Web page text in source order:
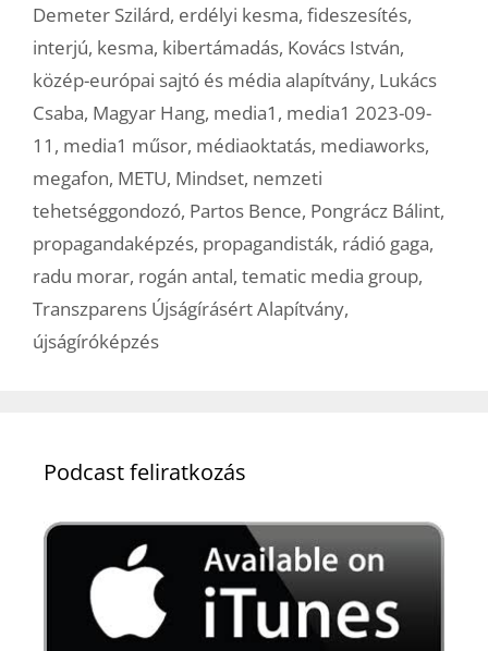
Demeter Szilárd, erdélyi kesma, fideszesítés,
interjú, kesma, kibertámadás, Kovács István,
közép-európai sajtó és média alapítvány, Lukács
Csaba, Magyar Hang, media1 , media1 2023-09-
11 , media1 műsor, médiaoktatás, mediaworks,
megafon, METU, Mindset, nemzeti
tehetséggondozó, Partos Bence, Pongrácz Bálint,
propagandaképzés, propagandisták, rádió gaga,
radu morar, rogán antal, tematic media group,
Transzparens Újságírásért Alapítvány,
újságíróképzés
Podcast feliratkozás